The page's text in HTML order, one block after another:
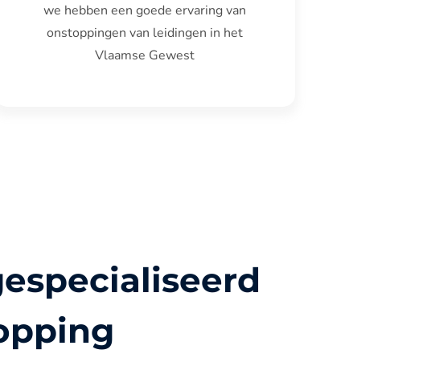
we hebben een goede ervaring van
onstoppingen van leidingen in het
Vlaamse Gewest